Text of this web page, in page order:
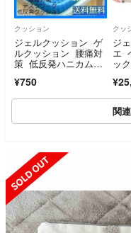
クッション
ジェルクッション ゲ
ルクッション 腰痛対
策 低反発ハニカム構
¥750
クッ
ジ
エ
ッ
関